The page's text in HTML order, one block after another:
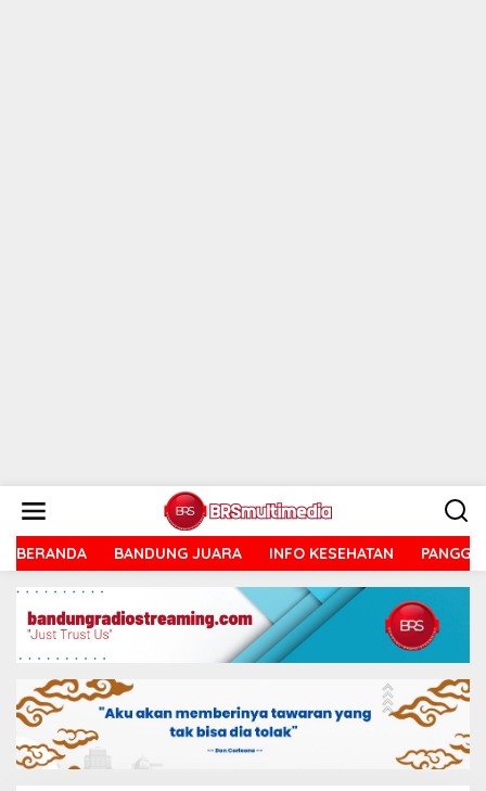
konten
BERANDA BANDUNG JUARA INFO KESEHATAN